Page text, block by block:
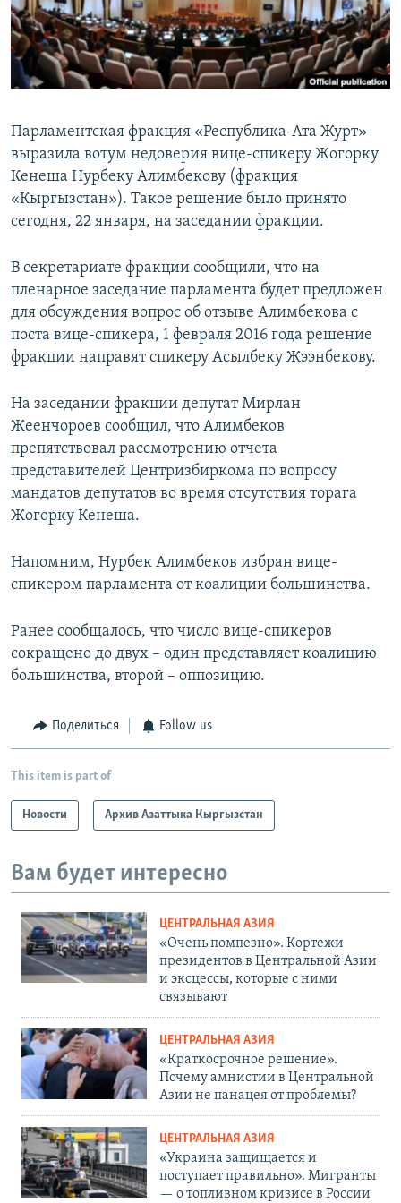
Парламентская фракция «Республика-Ата Журт»
выразила вотум недоверия вице-спикеру Жогорку
Кенеша Нурбеку Алимбекову (фракция
«Кыргызстан»). Такое решение было принято
сегодня, 22 января, на заседании фракции.
В секретариате фракции сообщили, что на
пленарное заседание парламента будет предложен
для обсуждения вопрос об отзыве Алимбекова с
поста вице-спикера, 1 февраля 2016 года решение
фракции направят спикеру Асылбеку Жээнбекову.
На заседании фракции депутат Мирлан
Жеенчороев сообщил, что Алимбеков
препятствовал рассмотрению отчета
представителей Центризбиркома по вопросу
мандатов депутатов во время отсутствия торага
Жогорку Кенеша.
Напомним, Нурбек Алимбеков избран вице-
спикером парламента от коалиции большинства.
Ранее сообщалось, что число вице-спикеров
сокращено до двух – один представляет коалицию
большинства, второй – оппозицию.
Поделиться Follow us
This item is part of
Новости Архив Азаттыка Кыргызстан
Вам будет интересно
ЦЕНТРАЛЬНАЯ АЗИЯ
«Очень помпезно». Кортежи
президентов в Центральной Азии
и эксцессы, которые с ними
связывают
ЦЕНТРАЛЬНАЯ АЗИЯ
«Краткосрочное решение».
Почему амнистии в Центральной
Азии не панацея от проблемы?
ЦЕНТРАЛЬНАЯ АЗИЯ
«Украина защищается и
поступает правильно». Мигранты
— о топливном кризисе в России